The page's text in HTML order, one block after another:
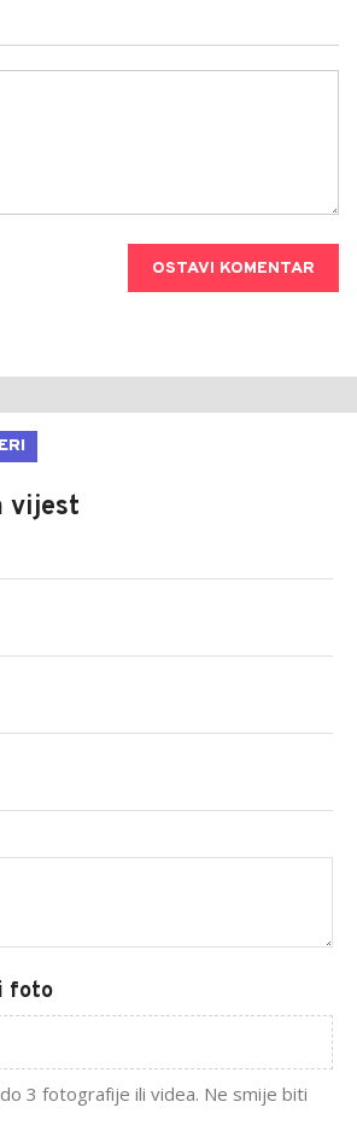
OSTAVI KOMENTAR
vijest
foto
3 fotografije ili videa. Ne smije biti